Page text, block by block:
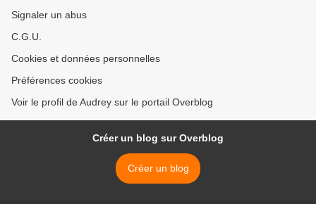
Signaler un abus
C.G.U.
Cookies et données personnelles
Préférences cookies
Voir le profil de Audrey sur le portail Overblog
Créer un blog sur Overblog
Créer un blog